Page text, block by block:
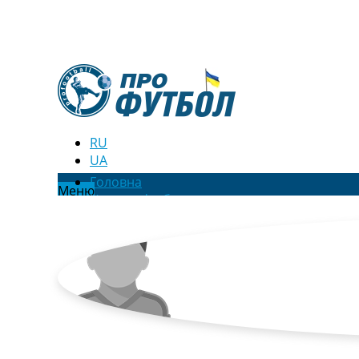
RU
UA
МенюГоловна
Новини футболу
Футбольні трансфери
Останні коментарі
Конкурс прогнозів
Логін
Рейтінги